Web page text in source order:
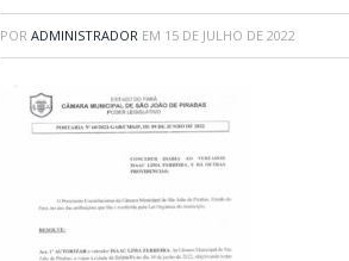
POR ADMINISTRADOR EM 15 DE JULHO DE 2022